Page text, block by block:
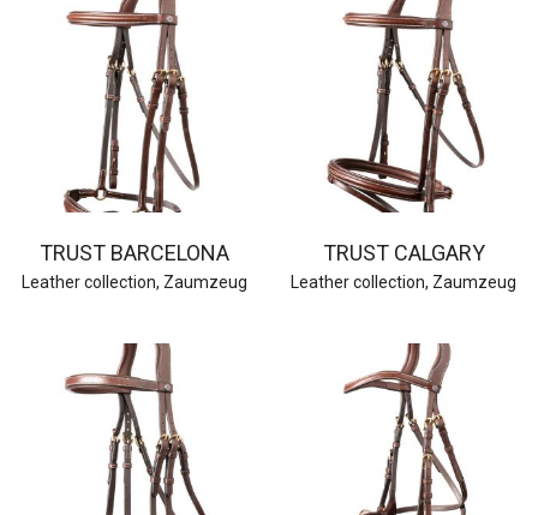
TRUST BARCELONA
Leather collection, Zaumzeug
TRUST CALGARY
Leather collection, Zaumzeug